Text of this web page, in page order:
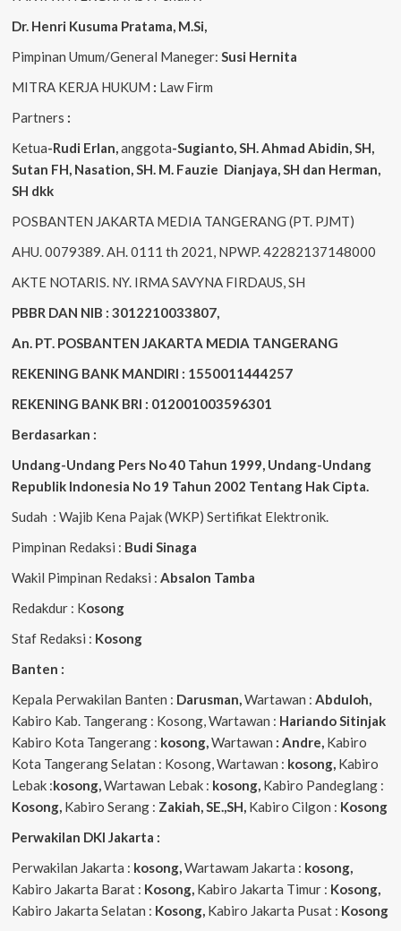
Dr. Henri Kusuma Pratama, M.Si
Pimpinan Umum/General Maneger: Susi Hernita
MITRA KERJA HUKUM : Law Firm
Partners :
Ketua-Rudi Erlan anggota-Sugianto, SH. Ahmad Abidin , SH,
Sutan FH, Nasation , SH. M. Fauzie Dianjaya , SH dan Herman,
SH dkk
POSBANTEN JAKARTA MEDIA TANGERANG (PT. PJMT)
AHU. 0079389. AH. 0111 th 2021, NPWP. 42282137148000
AKTE NOTARIS. NY. IRMA SAVYNA FIRDAUS, SH
PBBR DAN NIB : 3012210033807,
An. PT. POSBANTEN JAKARTA MEDIA TANGERANG
REKENING BANK MANDIRI : 1550011444257
REKENING BANK BRI : 012001003596301
Berdasarkan :
Undang-Undang Pers No 40 Tahun 1999, Undang-Undang
Republik Indonesia No 19 Tahun 2002 Tentang Hak Cipta
Sudah : Wajib Kena Pajak (WKP) Sertifikat Elektronik.
Pimpinan Redaksi : Budi Sinaga
Wakil Pimpinan Redaksi : Absalon Tamba
Redakdur : Kosong
Staf Redaksi : Kosong
Banten :
Kepala Perwakilan Banten : Darusman, Wartawan : Abduloh,
Kabiro Kab. Tangerang : Kosong, Wartawan : Hariando Sitinjak
Kabiro Kota Tangerang : kosong, Wartawan : Andre, Kabiro
Kota Tangerang Selatan : Kosong, Wartawan : kosong, Kabiro
Lebak :kosong, Wartawan Lebak : kosong, Kabiro Pandeglang :
Kosong, Kabiro Serang : Zakiah, SE.,SH, Kabiro Cilgon : Kosong
Perwakilan DKI Jakarta :
Perwakilan Jakarta : kosong, Wartawam Jakarta : kosong,
Kabiro Jakarta Barat : Kosong, Kabiro Jakarta Timur : Kosong,
Kabiro Jakarta Selatan : Kosong, Kabiro Jakarta Pusat : Kosong